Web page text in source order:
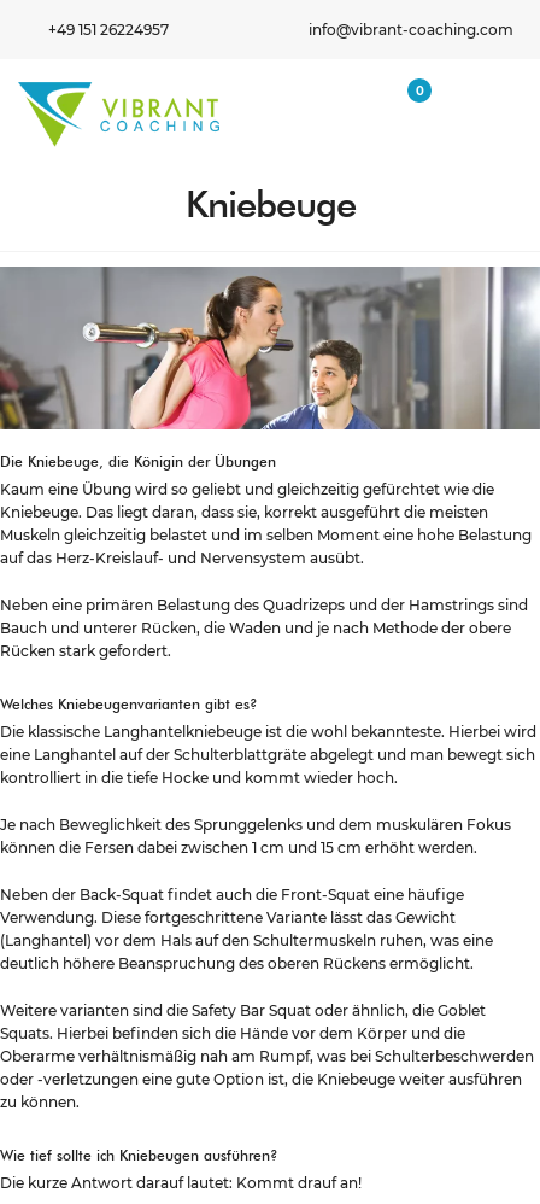
info@vibrant-coaching.com
+49 151 26224957
0
Kniebeuge
Die Kniebeuge, die Königin der Übungen
Kaum eine Übung wird so geliebt und gleichzeitig gefürchtet wie die
Kniebeuge. Das liegt daran, dass sie, korrekt ausgeführt die meisten
Muskeln gleichzeitig belastet und im selben Moment eine hohe Belastung
auf das Herz-Kreislauf- und Nervensystem ausübt.
Neben eine primären Belastung des Quadrizeps und der Hamstrings sind
Bauch und unterer Rücken, die Waden und je nach Methode der obere
Rücken stark gefordert.
Welches Kniebeugenvarianten gibt es?
Die klassische Langhantelkniebeuge ist die wohl bekannteste. Hierbei wird
eine Langhantel auf der Schulterblattgräte abgelegt und man bewegt sich
kontrolliert in die tiefe Hocke und kommt wieder hoch.
Je nach Beweglichkeit des Sprunggelenks und dem muskulären Fokus
können die Fersen dabei zwischen 1 cm und 15 cm erhöht werden.
Neben der Back-Squat findet auch die Front-Squat eine häufige
Verwendung. Diese fortgeschrittene Variante lässt das Gewicht
(Langhantel) vor dem Hals auf den Schultermuskeln ruhen, was eine
deutlich höhere Beanspruchung des oberen Rückens ermöglicht.
Weitere varianten sind die Safety Bar Squat oder ähnlich, die Goblet
Squats. Hierbei befinden sich die Hände vor dem Körper und die
Oberarme verhältnismäßig nah am Rumpf, was bei Schulterbeschwerden
oder -verletzungen eine gute Option ist, die Kniebeuge weiter ausführen
zu können.
Wie tief sollte ich Kniebeugen ausführen?
Die kurze Antwort darauf lautet: Kommt drauf an!